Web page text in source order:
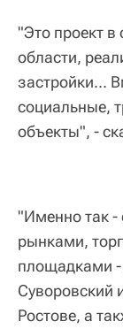
"Это проект в
области,
застройки...
социальные,
объекты", -
"Именно так
рынками,
площадками -
Суворовский
Ростове, а